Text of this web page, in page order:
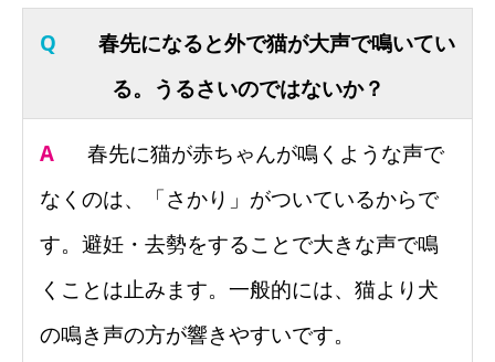
Q
春先になると外で猫が大声で鳴いてい
る。うるさいのではないか？
A
春先に猫が赤ちゃんが鳴くような声で
なくのは、「さかり」がついているからで
す。避妊・去勢をすることで大きな声で鳴
くことは止みます。一般的には、猫より犬
の鳴き声の方が響きやすいです。